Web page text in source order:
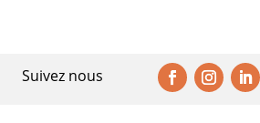
Suivez nous